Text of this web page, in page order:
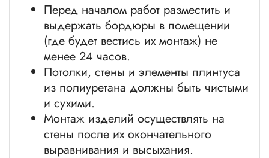
Перед началом работ разместить и
выдержать бордюры в помещении
(где будет вестись их монтаж) не
менее 24 часов.
Потолки, стены и элементы плинтуса
из полиуретана должны быть чистыми
и сухими.
Монтаж изделий осуществлять на
стены после их окончательного
выравнивания и высыхания.